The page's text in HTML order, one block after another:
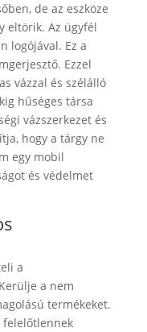
de az eszköze
eltörik. Az ügyfél
logójával. Ez a
Ezzel
vázzal és szélálló
hűséges társa
vázszerkezet és
hogy a tárgy ne
egy mobil
és védelmet
a
a nem
termékeket.
felelőtlennek